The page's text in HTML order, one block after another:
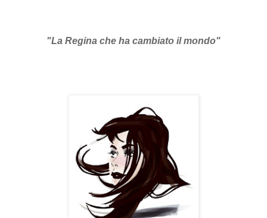
"La Regina che ha cambiato il mondo"